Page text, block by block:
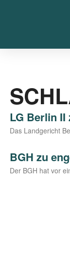
LG Berlin
Das Land­ge­richt
BGH zu
Der BGH hat vor